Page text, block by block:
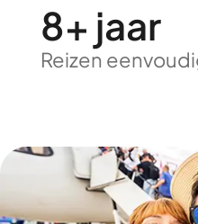
8+ jaar
Reizen